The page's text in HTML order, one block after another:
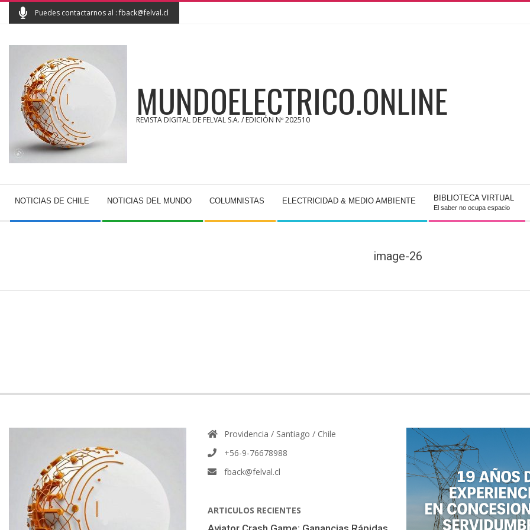
Puedes contactarnos al : fback@felval.cl
MUNDOELECTRICO.ONLINE
REVISTA DIGITAL DE FELVAL S.A. / EDICIÓN Nº 202510
Navigation
Menu
NOTICIAS DE CHILE NOTICIAS DEL MUNDO COLUMNISTAS ELECTRICIDAD & MEDIO AMBIENTE BIBLIOTECA VIRTUAL
El saber no ocupa espacio
image-26
Providencia / Santiago / Chile
+56-9-76678988
fback@felval.cl
ARTICULOS RECIENTES